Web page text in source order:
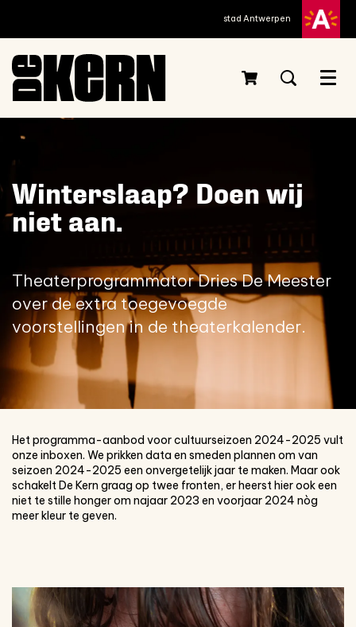
stad Antwerpen
Menu
Winterslaap? Doen wij
niet aan.
Theaterprogrammator Dries De Meester
over de extra toegevoegde
voorstellingen in de theaterkalender.
Het programma-aanbod voor cultuurseizoen 2024-2025 vult
onze inboxen. We prikken data en smeden plannen om van
seizoen 2024-2025 een onvergetelijk jaar te maken. Maar ook
schakelt De Kern graag op twee fronten, er heerst hier ook een
niet te stille honger om najaar 2023 en voorjaar 2024 nòg
meer kleur te geven.